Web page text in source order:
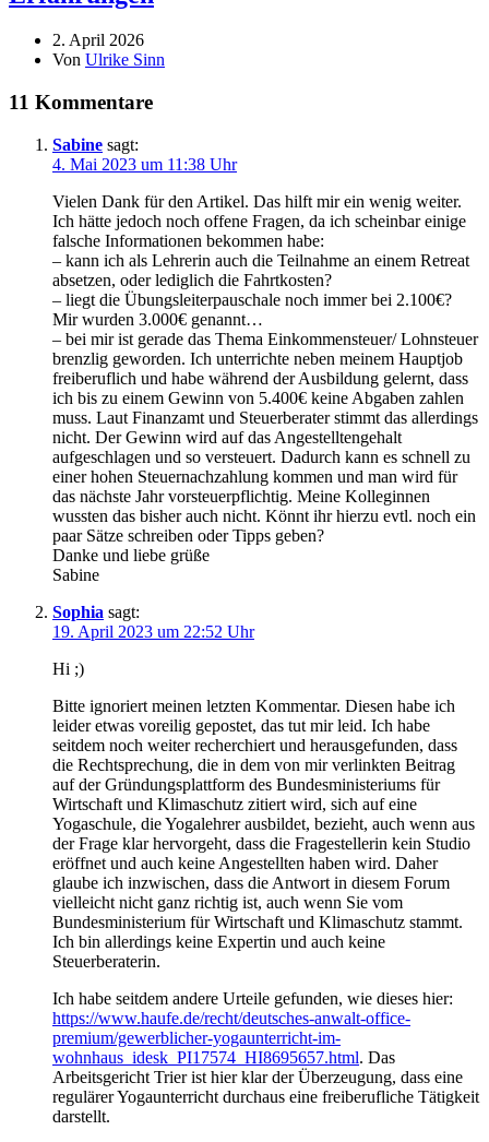
2. April 2026
Von Ulrike Sinn
11 Kommentare
Sabine sagt:
4. Mai 2023 um 11:38 Uhr
Vielen Dank für den Artikel. Das hilft mir ein wenig weiter.
Ich hätte jedoch noch offene Fragen, da ich scheinbar einige
falsche Informationen bekommen habe:
– kann ich als Lehrerin auch die Teilnahme an einem Retreat
absetzen, oder lediglich die Fahrtkosten?
– liegt die Übungsleiterpauschale noch immer bei 2.100€?
Mir wurden 3.000€ genannt…
– bei mir ist gerade das Thema Einkommensteuer/ Lohnsteuer
brenzlig geworden. Ich unterrichte neben meinem Hauptjob
freiberuflich und habe während der Ausbildung gelernt, dass
ich bis zu einem Gewinn von 5.400€ keine Abgaben zahlen
muss. Laut Finanzamt und Steuerberater stimmt das allerdings
nicht. Der Gewinn wird auf das Angestelltengehalt
aufgeschlagen und so versteuert. Dadurch kann es schnell zu
einer hohen Steuernachzahlung kommen und man wird für
das nächste Jahr vorsteuerpflichtig. Meine Kolleginnen
wussten das bisher auch nicht. Könnt ihr hierzu evtl. noch ein
paar Sätze schreiben oder Tipps geben?
Danke und liebe grüße
Sabine
Sophia sagt:
19. April 2023 um 22:52 Uhr
Hi ;)
Bitte ignoriert meinen letzten Kommentar. Diesen habe ich
leider etwas voreilig gepostet, das tut mir leid. Ich habe
seitdem noch weiter recherchiert und herausgefunden, dass
die Rechtsprechung, die in dem von mir verlinkten Beitrag
auf der Gründungsplattform des Bundesministeriums für
Wirtschaft und Klimaschutz zitiert wird, sich auf eine
Yogaschule, die Yogalehrer ausbildet, bezieht, auch wenn aus
der Frage klar hervorgeht, dass die Fragestellerin kein Studio
eröffnet und auch keine Angestellten haben wird. Daher
glaube ich inzwischen, dass die Antwort in diesem Forum
vielleicht nicht ganz richtig ist, auch wenn Sie vom
Bundesministerium für Wirtschaft und Klimaschutz stammt.
Ich bin allerdings keine Expertin und auch keine
Steuerberaterin.
Ich habe seitdem andere Urteile gefunden, wie dieses hier:
https://www.haufe.de/recht/deutsches-anwalt-office-
premium/gewerblicher-yogaunterricht-im-
wohnhaus_idesk_PI17574_HI8695657.html. Das
Arbeitsgericht Trier ist hier klar der Überzeugung, dass eine
regulärer Yogaunterricht durchaus eine freiberufliche Tätigkeit
darstellt.